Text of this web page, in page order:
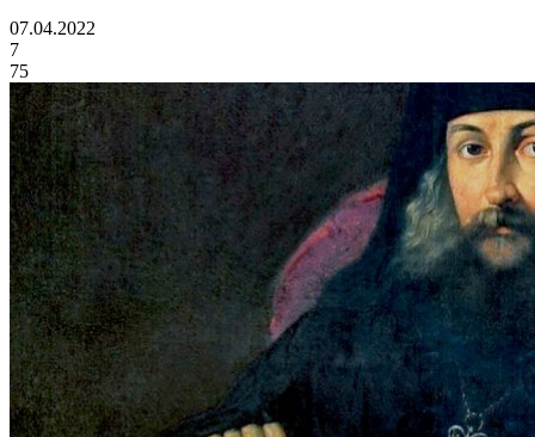
07.04.2022
7
75